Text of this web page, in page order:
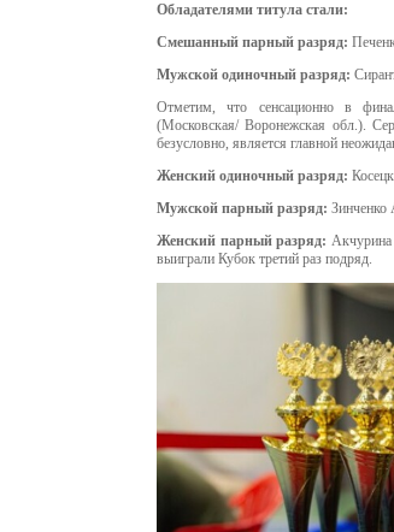
Обладателями титула стали:
Смешанный парный разряд:
Мужской одиночный разряд:
Отметим, что сенсационно в
(Московская/ Воронежская обл.).
безусловно, является главной
Женский одиночный разряд:
Мужской парный разряд: Зинченко
Женский парный разряд: Акчурина
выиграли Кубок третий раз подряд.